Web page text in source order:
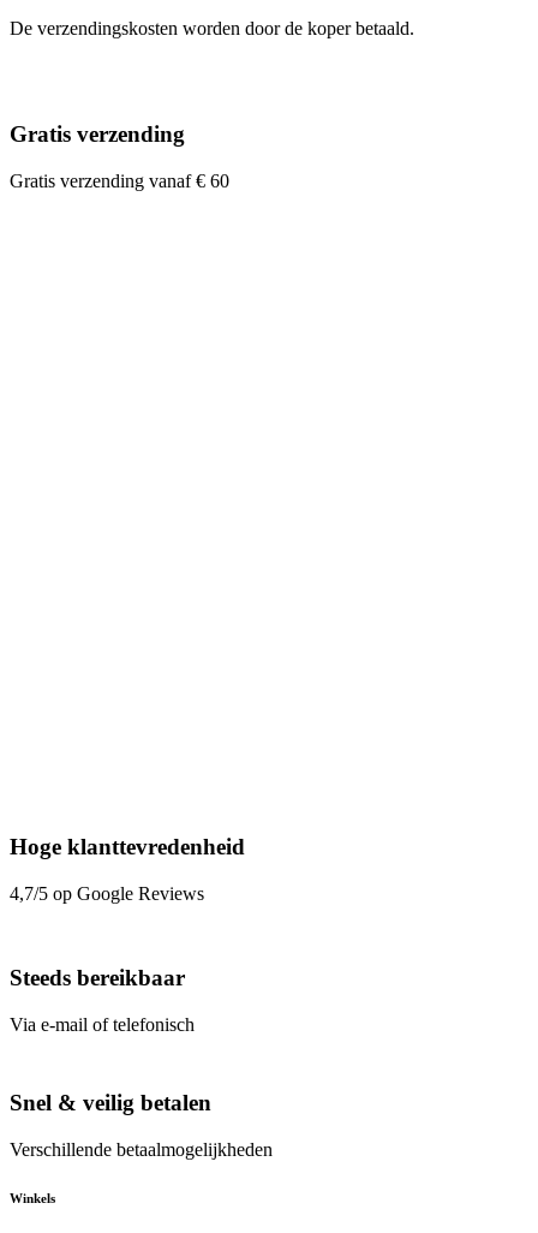
De verzendingskosten worden door de koper betaald.
Gratis verzending
Gratis verzending vanaf € 60
Hoge klanttevredenheid
4,7/5 op Google Reviews
Steeds bereikbaar
Via e-mail of telefonisch
Snel & veilig betalen
Verschillende betaalmogelijkheden
Winkels